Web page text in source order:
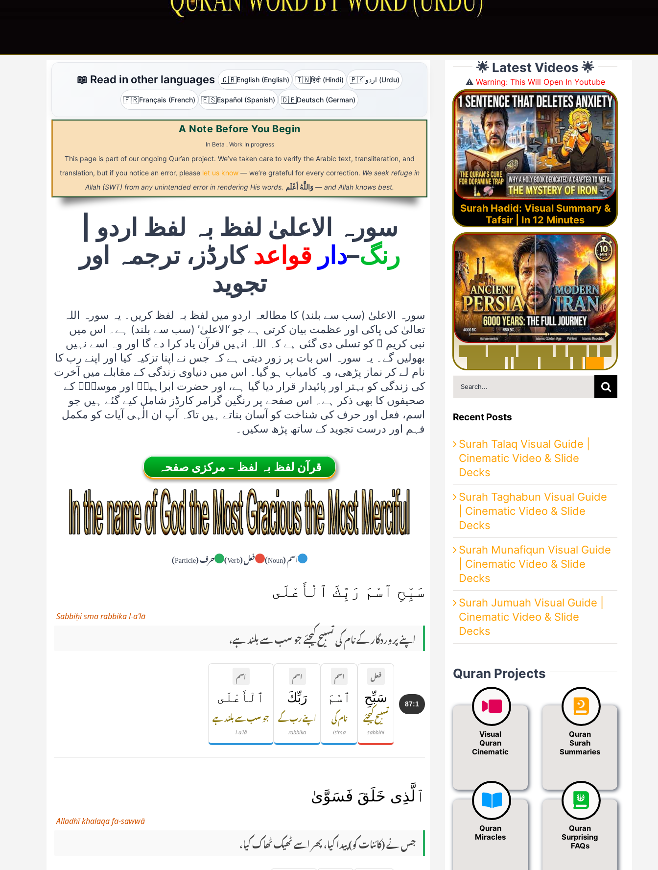
📖 Read in other languages 🇬🇧English (English) 🇮🇳हिंदी (Hindi) 🇵🇰 اردو (Urdu)
🇫🇷Français (French) 🇪🇸Español (Spanish) 🇩🇪Deutsch (German)
A Note Before You Begin
In Beta . Work In progress
This page is part of our ongoing Qur’an project. We’ve taken care to verify the Arabic text, transliteration, and
translation, but if you notice an error, please let us know — we’re grateful for every correction. We seek refuge in
Allah (SWT) from any unintended error in rendering His words.
وَاللَّهُ أَعْلَم — and Allah knows best.
سورہ الاعلیٰ لفظ بہ لفظ اردو |
رنگ–دار قواعدکارڈز، ترجمہ اور
تجوید
سورہ الاعلیٰ (سب سے بلند) کا مطالعہ اردو میں لفظ بہ لفظ کریں۔ یہ سورہ اللہ
تعالیٰ کی پاکی اور عظمت بیان کرتی ہے جو ‘الاعلیٰ’ (سب سے بلند) ہے۔ اس میں
نبی کریم ﷺ کو تسلی دی گئی ہے کہ اللہ انہیں قرآن یاد کرا دے گا اور وہ اسے نہیں
بھولیں گے۔ یہ سورہ اس بات پر زور دیتی ہے کہ جس نے اپنا تزکیہ کیا اور اپنے رب کا
نام لے کر نماز پڑھی، وہ کامیاب ہو گیا۔ اس میں دنیاوی زندگی کے مقابلے میں آخرت
کی زندگی کو بہتر اور پائیدار قرار دیا گیا ہے، اور حضرت ابراہیمؑ اور موسیٰؑ کے
صحیفوں کا بھی ذکر ہے۔ اس صفحے پر رنگین گرامر کارڈز شامل کیے گئے ہیں جو
اسم، فعل اور حرف کی شناخت کو آسان بناتے ہیں تاکہ آپ ان الٰہی آیات کو مکمل
فہم اور درست تجوید کے ساتھ پڑھ سکیں۔
قرآن لفظ بہ لفظ – مرکزی صفحہ
اسم (Noun) فعل (Verb) حرف (Particle)
سَبِّحِ ٱسْمَ رَبِّكَ ٱلْأَعْلَى
Sabbiḥi sma rabbika l-aʿlā
اپنے پروردگار کے نام کی تسبیح کیجئے جو سب سے بلند ہے،
87:1
فعل
سَبِّحِ
تسبیح کیجئے
sabbiḥi
اسم
ٱسْمَ
نام کی
is'ma
اسم
رَبِّكَ
اپنے رب کے
rabbika
اسم
ٱلْأَعْلَى
جو سب سے بلند ہے
l-aʿlā
ٱلَّذِى خَلَقَ فَسَوَّىٰ
Alladhī khalaqa fa-sawwā
جس نے (کائنات کو) پیدا کیا، پھر اسے ٹھیک ٹھاک کیا،
🌟 Latest Videos 🌟
⚠️Warning: This Will Open In Youtube
Surah Hadid: Visual Summary &
Tafsir | In 12 Minutes
Search
for:
Recent Posts
Surah Talaq Visual Guide |
Cinematic Video & Slide
Decks
Surah Taghabun Visual Guide
| Cinematic Video & Slide
Decks
Surah Munafiqun Visual Guide
| Cinematic Video & Slide
Decks
Surah Jumuah Visual Guide |
Cinematic Video & Slide
Decks
Quran Projects
Visual
Quran
Cinematic
Quran
Surah
Summaries
Quran
Miracles
Quran
Surprising
FAQs